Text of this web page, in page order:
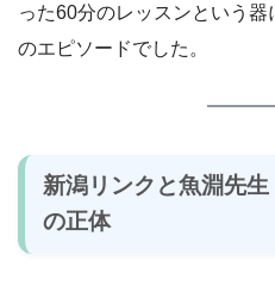
った60分のレッスンという
のエピソードでした。
新潟リンクと魚淵先
の正体